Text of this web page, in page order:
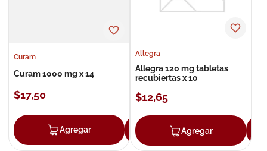
Curam
Curam 1000 mg x 14
$17,50
Agregar Agregar
Allegra
Allegra 120 mg tabletas
recubiertas x 10
$12,65
Agregar